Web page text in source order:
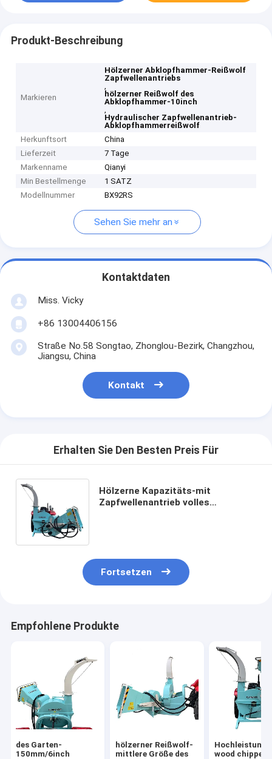
Produkt-Beschreibung
Markieren
Hölzerner Abklopfhammer-Reißwolf
Zapfwellenantriebs
,
hölzerner Reißwolf des
Abklopfhammer-10inch
,
Hydraulischer Zapfwellenantrieb-
Abklopfhammerreißwolf
Herkunftsort
China
Lieferzeit
7 Tage
Markenname
Qianyi
Min Bestellmenge
1 SATZ
Modellnummer
BX92RS
Sehen Sie mehr an
Kontaktdaten
Miss. Vicky
+86 13004406156
Straße No.58 Songtao, Zhonglou-Bezirk, Changzhou,
Jiangsu, China
Kontakt
Erhalten Sie Den Besten Preis Für
Hölzerne Kapazitäts-mit
Zapfwellenantrieb volles
Fortsetzen
Empfohlene Produkte
des Garten-
150mm/6inch
hölzerner Reißwolf-
mittlere Größe des
wood chipper